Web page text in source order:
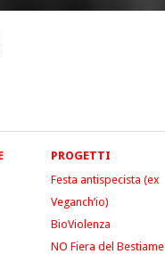
PROGETTI
Festa antispecista (ex
Veganch’io)
BioViolenza
NO Fiera del Bestiame